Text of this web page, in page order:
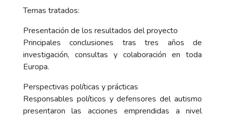
Temas tratados:
Presentación de los resultados del proyecto
Principales conclusiones tras tres años de
investigación, consultas y colaboración en toda
Europa.
Perspectivas políticas y prácticas
Responsables políticos y defensores del autismo
presentaron las acciones emprendidas a nivel